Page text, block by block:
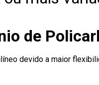
de
devido a maior